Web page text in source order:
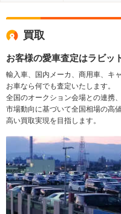
買取
お客様の愛車査定はラビッ
輸入車、国内メーカ、商用車、キ
お車なら何でも査定いたします。
全国のオークション会場との連携
市場動向に基づいて全国相場の高
高い買取実現を目指します。